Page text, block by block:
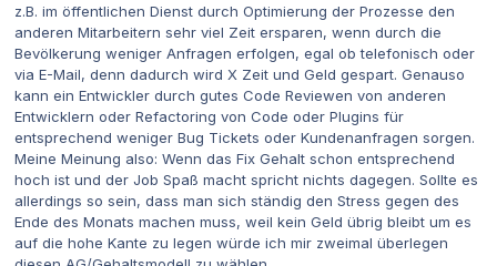
z.B. im öffentlichen Dienst durch Optimierung der Prozesse den
anderen Mitarbeitern sehr viel Zeit ersparen, wenn durch die
Bevölkerung weniger Anfragen erfolgen, egal ob telefonisch oder
via E-Mail, denn dadurch wird X Zeit und Geld gespart. Genauso
kann ein Entwickler durch gutes Code Reviewen von anderen
Entwicklern oder Refactoring von Code oder Plugins für
entsprechend weniger Bug Tickets oder Kundenanfragen sorgen.
Meine Meinung also: Wenn das Fix Gehalt schon entsprechend
hoch ist und der Job Spaß macht spricht nichts dagegen. Sollte es
allerdings so sein, dass man sich ständig den Stress gegen des
Ende des Monats machen muss, weil kein Geld übrig bleibt um es
auf die hohe Kante zu legen würde ich mir zweimal überlegen